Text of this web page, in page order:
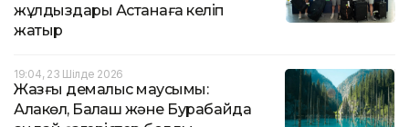
жұлдыздары Астанаға келіп
жатыр
19:04, 23 Шілде 2026
Жазғы демалыс маусымы:
Алакөл, Балқаш және Бурабайда